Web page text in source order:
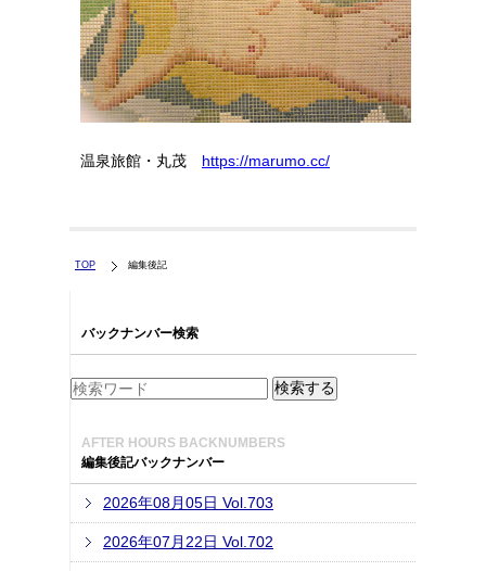
温泉旅館・丸茂 https://marumo.cc/
TOP 編集後記
バックナンバー検索
AFTER HOURS BACKNUMBERS
編集後記バックナンバー
2026年08月05日 Vol.703
2026年07月22日 Vol.702